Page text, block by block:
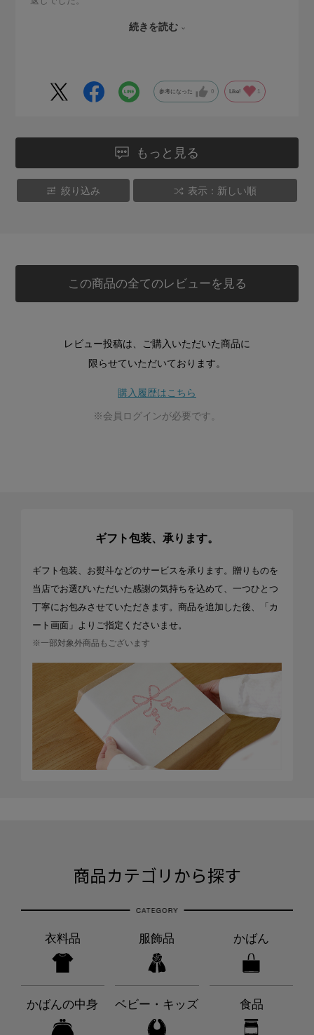
さすが中川政七さん、日本製で日本人の手に合うサイズ（女
めるの3役もちゃんとできるのがうれしいです！ 値段の価値
ありでオススメです！
続きを読む
参考になった 0 Like! 1
もっと見る
絞り込み 表示：新しい順
この商品の全てのレビューを見る
レビュー投稿は、ご購入いただいた商品に
限らせていただいております。
購入履歴はこちら
※会員ログインが必要です。
ギフト包装、承ります。
ギフト包装、お熨斗などのサービスを承ります。贈りものを
当店でお選びいただいた感謝の気持ちを込めて、一つひとつ
丁寧にお包みさせていただきます。商品を追加した後、「カ
ート画面」よりご指定くださいませ。
※一部対象外商品もございます
商品カテゴリから探す
衣料品 服飾品 かばん
かばんの中身 ベビー・キッズ 食品